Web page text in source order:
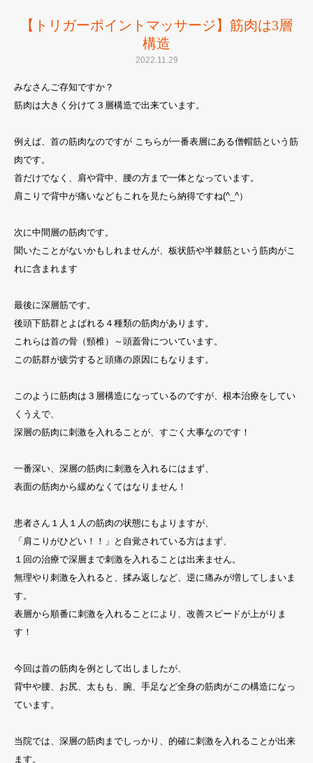
【トリガーポイントマッサージ】筋肉は3層
構造
2022.11.29
みなさんご存知ですか？
筋肉は大きく分けて３層構造で出来ています。
例えば、首の筋肉なのですが こちらが一番表層にある僧帽筋という筋
肉です。
首だけでなく、肩や背中、腰の方まで一体となっています。
肩こりで背中が痛いなどもこれを見たら納得ですね(^_^）
次に中間層の筋肉です。
聞いたことがないかもしれませんが、板状筋や半棘筋という筋肉がこ
れに含まれます
最後に深層筋です。
後頭下筋群とよばれる４種類の筋肉があります。
これらは首の骨（頸椎）～頭蓋骨についています。
この筋群が疲労すると頭痛の原因にもなります。
このように筋肉は３層構造になっているのですが、根本治療をしてい
くうえで、
深層の筋肉に刺激を入れることが、すごく大事なのです！
一番深い、深層の筋肉に刺激を入れるにはまず、
表面の筋肉から緩めなくてはなりません！
患者さん１人１人の筋肉の状態にもよりますが、
「肩こりがひどい！！」と自覚されている方はまず、
１回の治療で深層まで刺激を入れることは出来ません。
無理やり刺激を入れると、揉み返しなど、逆に痛みが増してしまいま
す。
表層から順番に刺激を入れることにより、改善スピードが上がりま
す！
今回は首の筋肉を例として出しましたが、
背中や腰、お尻、太もも、腕、手足など全身の筋肉がこの構造になっ
ています。
当院では、深層の筋肉までしっかり、的確に刺激を入れることが出来
ます。